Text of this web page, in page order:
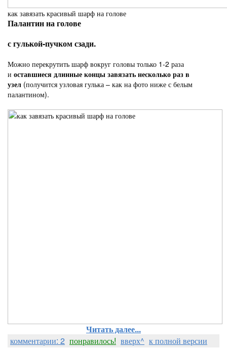
как завязать красивый шарф на голове
Палантин на голове
с гулькой-пучком сзади.
Можно перекрутить шарф вокруг головы только 1-2 раза
и оставшиеся длинные концы завязать несколько раз в
узел (получится узловая гулька – как на фото ниже с белым
палантином).
Читать далее...
комментарии: 2 понравилось! вверх^ к полной версии